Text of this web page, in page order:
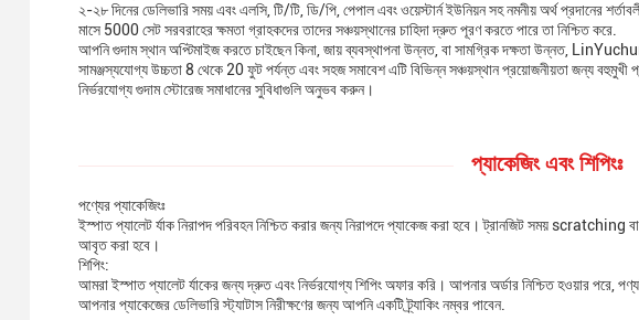
২-২৮ দিনের ডেলিভারি সময় এবং এলসি, টি/টি, ডি/পি, পেপাল এবং ওয়েস্টার্ন ইউনিয়ন সহ নমনীয় অর্থ প্রদানের
মাসে 5000 সেট সরবরাহের ক্ষমতা গ্রাহকদের তাদের সঞ্চয়স্থানের চাহিদা দ্রুত পূরণ করতে পারে তা নিশ্চিত করে.
আপনি গুদাম স্থান অপ্টিমাইজ করতে চাইছেন কিনা, জায় ব্যবস্থাপনা উন্নত, বা সামগ্রিক দক্ষতা উন্নত,
সামঞ্জস্যযোগ্য উচ্চতা 8 থেকে 20 ফুট পর্যন্ত এবং সহজ সমাবেশ এটি বিভিন্ন সঞ্চয়স্থান প্রয়োজনীয়তা জন্য
নির্ভরযোগ্য গুদাম স্টোরেজ সমাধানের সুবিধাগুলি অনুভব করুন।
প্যাকেজিং এবং শিপিংঃ
পণ্যের প্যাকেজিংঃ
ইস্পাত প্যালেট র্যাক নিরাপদ পরিবহন নিশ্চিত করার জন্য নিরাপদে প্যাকেজ করা হবে। ট্রানজিট সময় scratching
আবৃত করা হবে।
শিপিং:
আমরা ইস্পাত প্যালেট র্যাকের জন্য দ্রুত এবং নির্ভরযোগ্য শিপিং অফার করি। আপনার অর্ডার নিশ্চিত হওয়ার পরে,
আপনার প্যাকেজের ডেলিভারি স্ট্যাটাস নিরীক্ষণের জন্য আপনি একটি ট্র্যাকিং নম্বর পাবেন.